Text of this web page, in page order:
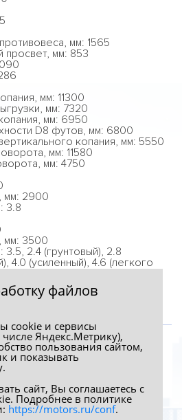
мм: 1565
просвет, мм: 853
мм: 11300
мм: 7320
мм: 6950
D8 футов, мм: 6800
копания, мм: 5550
мм: 11580
мм: 4750
мм: 2900
3.8
мм: 3500
2.4 (грунтовый), 2.8
4.0 (усиленный), 4.6 (легкого
файлов
cookie и сервисы
Яндекс.Метрику),
пользования сайтом,
и показывать
сайт, Вы соглашаетесь с
Подробнее в политике
https://motors.ru/conf.